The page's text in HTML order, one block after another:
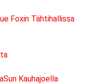
Foxin Tähtihallissa
Kauhajoella